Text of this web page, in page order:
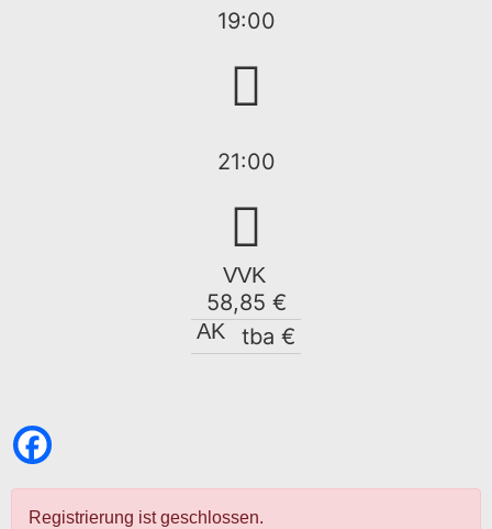
19:00
21:00
VVK
58,85 €
AK tba €
Registrierung ist geschlossen.